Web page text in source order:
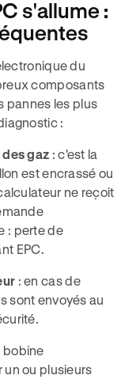
s'allume :
du
composants
pannes les plus
:
gaz : c'est la
est encrassé ou
ne reçoit
: perte de
EPC.
: en cas de
sont envoyés au
bobine
ou plusieurs